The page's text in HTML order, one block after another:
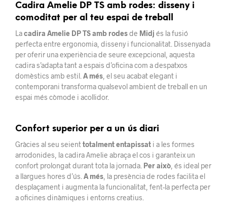
Cadira Amelie DP TS amb rodes: disseny i
comoditat per al teu espai de treball
Lacadira Amelie DP TS amb rodesde Midj és la fusió
perfecta entre ergonomia, disseny i funcionalitat. Dissenyada
per oferir una experiència de seure excepcional, aquesta
cadira s’adapta tant a espais d’oficina com a despatxos
domèstics amb estil. A més , el seu acabat elegant i
contemporani transforma qualsevol ambient de treball en un
espai més còmode i acollidor.
Confort superior per a un ús diari
Gràcies al seu seienttotalment entapissat i a les formes
arrodonides, la cadira Amelie abraça el cos i garanteix un
confort prolongat durant tota la jornada. Per això , és ideal per
a llargues hores d’ús. A més , la presència de rodes facilita el
desplaçament i augmenta la funcionalitat, fent-la perfecta per
a oficines dinàmiques i entorns creatius.